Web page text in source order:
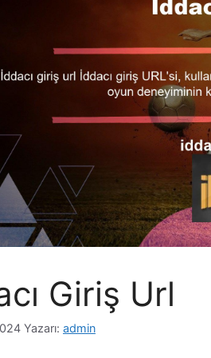
Giriş Url
Yazarı: admin